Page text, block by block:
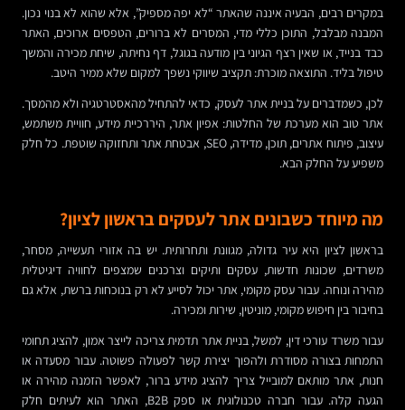
במקרים רבים, הבעיה איננה שהאתר “לא יפה מספיק”, אלא שהוא לא בנוי נכון.
המבנה מבלבל, התוכן כללי מדי, המסרים לא ברורים, הטפסים ארוכים, האתר
כבד בנייד, או שאין רצף הגיוני בין מודעה בגוגל, דף נחיתה, שיחת מכירה והמשך
טיפול בליד. התוצאה מוכרת: תקציב שיווקי נשפך למקום שלא ממיר היטב.
לכן, כשמדברים על בניית אתר לעסק, כדאי להתחיל מהאסטרטגיה ולא מהמסך.
אתר טוב הוא מערכת של החלטות: אפיון אתר, היררכיית מידע, חוויית משתמש,
עיצוב, פיתוח אתרים, תוכן, מדידה, SEO, אבטחת אתר ותחזוקה שוטפת. כל חלק
משפיע על החלק הבא.
מה מיוחד כשבונים אתר לעסקים בראשון לציון?
בראשון לציון היא עיר גדולה, מגוונת ותחרותית. יש בה אזורי תעשייה, מסחר,
משרדים, שכונות חדשות, עסקים ותיקים וצרכנים שמצפים לחוויה דיגיטלית
מהירה ונוחה. עבור עסק מקומי, אתר יכול לסייע לא רק בנוכחות ברשת, אלא גם
בחיבור בין חיפוש מקומי, מוניטין, שירות ומכירה.
עבור משרד עורכי דין, למשל, בניית אתר תדמית צריכה לייצר אמון, להציג תחומי
התמחות בצורה מסודרת ולהפוך יצירת קשר לפעולה פשוטה. עבור מסעדה או
חנות, אתר מותאם למובייל צריך להציג מידע ברור, לאפשר הזמנה מהירה או
הגעה קלה. עבור חברה טכנולוגית או ספק B2B, האתר הוא לעיתים חלק